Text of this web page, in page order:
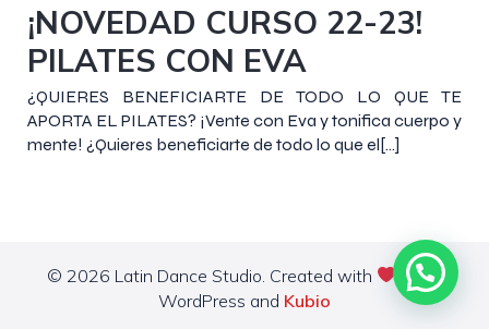
¡NOVEDAD CURSO 22-23!
PILATES CON EVA
¿QUIERES BENEFICIARTE DE TODO LO QUE TE
APORTA EL PILATES? ¡Vente con Eva y tonifica cuerpo y
mente! ¿Quieres beneficiarte de todo lo que el[…]
© 2026 Latin Dance Studio. Created with
using
WordPress and Kubio